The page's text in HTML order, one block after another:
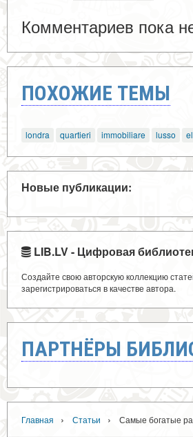
Комментариев пока
ПОХОЖИЕ ТЕМЫ
londra quartieri immobiliare lusso
Новые публикации:
LIB.LV - Цифровая
Создайте свою авторскую коллекцию
зарегистрироваться в качестве автора.
ПАРТНЁРЫ
Главная › Статьи › Самые богатые